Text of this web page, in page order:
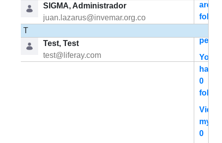
SIGMA, Administrador
juan.lazarus@invemar.org.co
T
Test, Test
test@liferay.com
are
You
have
0
View
my
0